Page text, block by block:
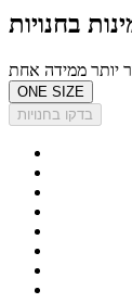
בחנויות
יותר ממידה אחת
ONE SIZE
בדקו בחנויות